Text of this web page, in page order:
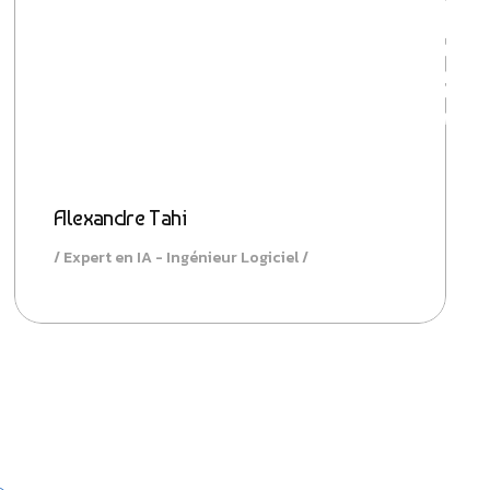
Alexandre Tahi
Expert en IA - Ingénieur Logiciel